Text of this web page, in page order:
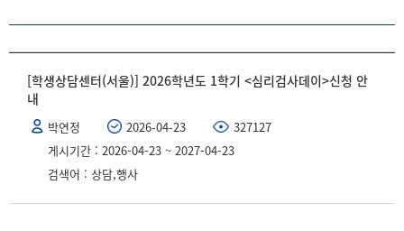
[학생상담센터(서울)] 2026학년도 1학기 <심리검사데이>신청 안
내
박연정 2026-04-23
327127
게시기간 : 2026-04-23 ~ 2027-04-23
검색어 : 상담,행사